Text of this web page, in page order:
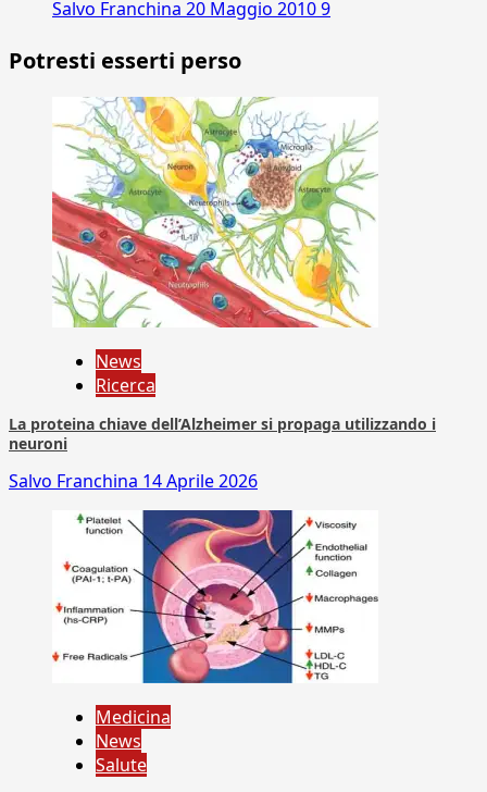
Salvo Franchina 20 Maggio 20109
Potresti esserti perso
News
Ricerca
La proteina chiave dell’Alzheimer si propaga utilizzando i
neuroni
Salvo Franchina 14 Aprile 2026
Medicina
News
Salute